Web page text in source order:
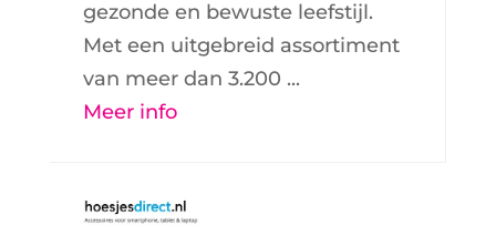
gezonde en bewuste leefstijl.
Met een uitgebreid assortiment
van meer dan 3.200 ...
Meer info